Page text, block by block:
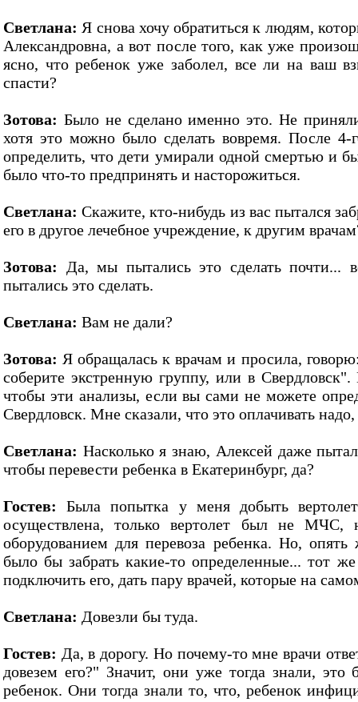
Светлана: Я снова хочу обратиться к людям,
Александровна, а вот после того, как уже
ясно, что ребенок уже заболел, все ли на ваш
спасти?
Зотова: Было не сделано именно это. Не
хотя это можно было сделать вовремя. После
определить, что дети умирали одной смертью и
было что-то предпринять и насторожиться.
Светлана: Скажите, кто-нибудь из вас пытался
его в другое лечебное учреждение, к другим
Зотова: Да, мы пытались это сделать
пытались это сделать.
Светлана: Вам не дали?
Зотова: Я обращалась к врачам и просила,
соберите экстренную группу, или в
чтобы эти анализы, если вы сами не можете
Свердловск. Мне сказали, что это оплачивать
Светлана: Насколько я знаю, Алексей даже
чтобы перевести ребенка в Екатеринбург, да?
Гостев: Была попытка у меня добыть
осуществлена, только вертолет был не
оборудованием для перевоза ребенка. Но,
было бы забрать какие-то определенные... тот
подключить его, дать пару врачей, которые на
Светлана: Довезли бы туда.
Гостев: Да, в дорогу. Но почему-то мне врачи
довезем его?" Значит, они уже тогда знали,
ребенок. Они тогда знали то, что, ребенок